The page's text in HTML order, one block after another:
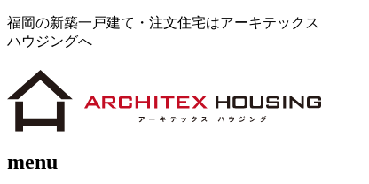
福岡の新築一戸建て・注文住宅はアーキテックス
ハウジングへ
menu